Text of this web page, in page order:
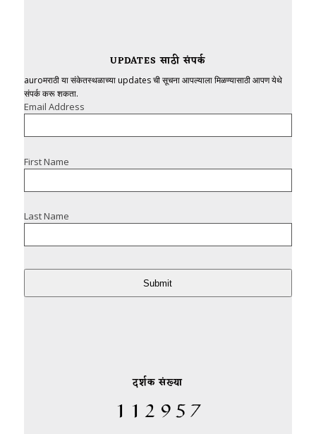
UPDATES साठी संपर्क
auroमराठी या संकेतस्थळाच्या updates ची सूचना आपल्याला मिळण्यासाठी आपण येथे
संपर्क करू शकता.
Email Address
First Name
Last Name
Submit
दर्शक संख्या